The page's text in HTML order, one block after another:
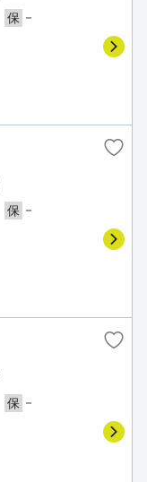
保 －
保 －
保 －